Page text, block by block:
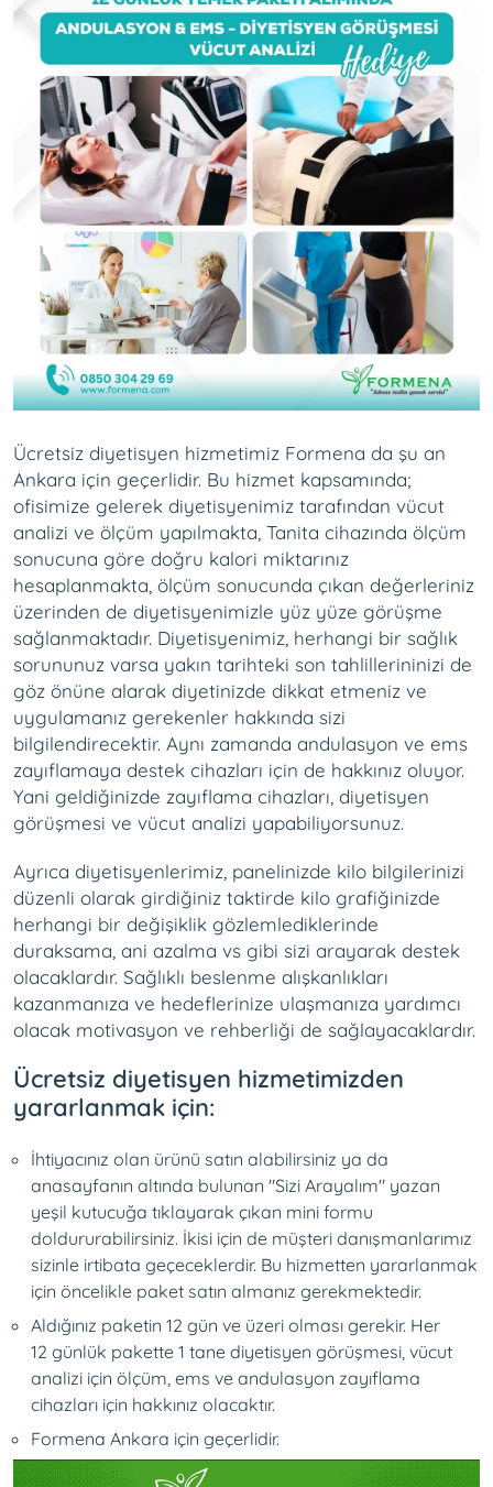
Ücretsiz diyetisyen hizmetimiz Formena da şu an
Ankara için geçerlidir. Bu hizmet kapsamında;
ofisimize gelerek diyetisyenimiz tarafından vücut
analizi ve ölçüm yapılmakta, Tanita cihazında ölçüm
sonucuna göre doğru kalori miktarınız
hesaplanmakta, ölçüm sonucunda çıkan değerleriniz
üzerinden de diyetisyenimizle yüz yüze görüşme
sağlanmaktadır. Diyetisyenimiz, herhangi bir sağlık
sorununuz varsa yakın tarihteki son tahlillerininizi de
göz önüne alarak diyetinizde dikkat etmeniz ve
uygulamanız gerekenler hakkında sizi
bilgilendirecektir. Aynı zamanda andulasyon ve ems
zayıflamaya destek cihazları için de hakkınız oluyor.
Yani geldiğinizde zayıflama cihazları, diyetisyen
görüşmesi ve vücut analizi yapabiliyorsunuz.
Ayrıca diyetisyenlerimiz, panelinizde kilo bilgilerinizi
düzenli olarak girdiğiniz taktirde kilo grafiğinizde
herhangi bir değişiklik gözlemlediklerinde
duraksama, ani azalma vs gibi sizi arayarak destek
olacaklardır. Sağlıklı beslenme alışkanlıkları
kazanmanıza ve hedeflerinize ulaşmanıza yardımcı
olacak motivasyon ve rehberliği de sağlayacaklardır.
Ücretsiz diyetisyen hizmetimizden
yararlanmak için:
İhtiyacınız olan ürünü satın alabilirsiniz ya da
anasayfanın altında bulunan "Sizi Arayalım" yazan
yeşil kutucuğa tıklayarak çıkan mini formu
doldururabilirsiniz. İkisi için de müşteri danışmanlarımız
sizinle irtibata geçeceklerdir. Bu hizmetten yararlanmak
için öncelikle paket satın almanız gerekmektedir.
Aldığınız paketin 12 gün ve üzeri olması gerekir. Her
12 günlük pakette 1 tane diyetisyen görüşmesi, vücut
analizi için ölçüm, ems ve andulasyon zayıflama
cihazları için hakkınız olacaktır.
Formena Ankara için geçerlidir.